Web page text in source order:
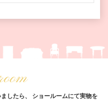
したら、
ショールームにて実物を